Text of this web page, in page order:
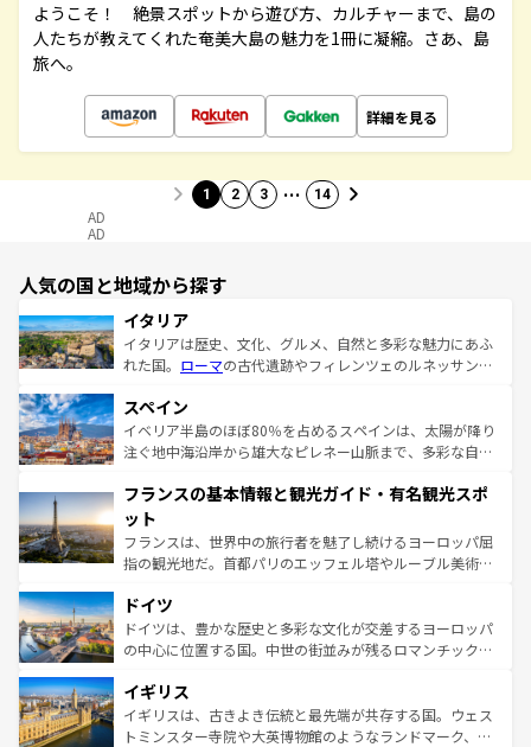
ようこそ！ 絶景スポットから遊び方、カルチャーまで、島の
人たちが教えてくれた奄美大島の魅力を1冊に凝縮。さあ、島
旅へ。
詳細を見る
1 2 3 … 14
AD
AD
人気の国と地域から探す
イタリア
イタリアは歴史、文化、グルメ、自然と多彩な魅力にあふ
れた国。 ローマの古代遺跡やフィレンツェのルネッサンス
ろん、トスカーナの美しい田園風景やアマルフィ海岸の絶
景など、自然景観も見逃せない。観光の合間には、本場の
ピザやパスタなど、絶品のイタリア料理を堪能することも
ませてくれるイタリアで、忘れられない旅をしてみよう！
なお、新着のイタリア情報は
しい。
スペイン
イベリア半島のほぼ80％を占めるスペインは、太陽が降り
注ぐ地中海沿岸から雄大なピレネー山脈まで、多彩な自然
文化が根付くこの国では、情熱的なフラメンコ、熱気あふ
れる闘牛、そして美味しいタパスが生活の一部となってい
る。首都マドリードの洗練された雰囲気や、バルセロナの
アートに溢れた街角から、地方では古代ローマ遺跡や中世
せる。地方によって風土や気候が異なるスペインはその個
性で訪れる人を魅了する。 なお、新着のスペイン情報は コ
ンテンツ一覧を参照してほしい。
フランスの基本情報と観光ガイド・有名観光スポ
ット
フランスは、世界中の旅行者を魅了し続けるヨーロッパ屈
指の観光地だ。首都パリのエッフェル塔やルーブル美術館
で、幅広い魅力が詰まっている。華麗な宮殿、歴史的な大
聖堂、美しいビーチ、そして豊かな自然が、訪れる者を心
から魅了する。また、フランスは美食の国としても知ら
いる。シャンパンの発祥地であるランス、プロヴァンスの
香り高いラベンダー畑など、多彩な楽しみ方が可能だ。さ
らに、パリ以外の地域にも魅力が溢れており、どの街角に
ドイツ
ドイツは、豊かな歴史と多彩な文化が交差するヨーロッパ
の中心に位置する国。中世の街並みが残るロマンチック街
顔を持つこの国は、どこを歩いても飽きることがない。ベ
ルリンの文化的活気、バイエルン州のアルプスの絶景、そ
してライン川沿いのワイン畑といった風景は必見。ビール
イギリス
イギリスは、古きよき伝統と最先端が共存する国。ウェス
トミンスター寺院や大英博物館のようなランドマーク、歴